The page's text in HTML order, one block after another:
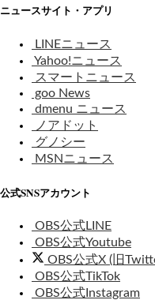
ニュースサイト・アプリ
LINEニュース
Yahoo!ニュース
スマートニュース
goo News
dmenu ニュース
ノアドット
グノシー
MSNニュース
公式SNSアカウント
OBS公式LINE
OBS公式Youtube
OBS公式X (旧
OBS公式TikTok
OBS公式Instagram